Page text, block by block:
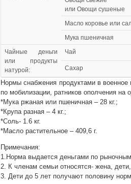
или Овощи сушеные
Масло коровье или
Мука пшеничная
Чайные деньги
или продукты
натурой:
Чай
Сахар
Нормы снабжения продуктами в
по мобилизации, ратников ополчения на
*Мука ржаная или пшеничная – 28 кг.;
*Крупа разная – 4 кг.;
*Соль- 1.6 кг.
*Масло растительное – 409,6 г.
Примечания:
1.Норма выдается деньгами по
2. К членам семьи относятся- жена,
3. Дети до 5 лет получают половину